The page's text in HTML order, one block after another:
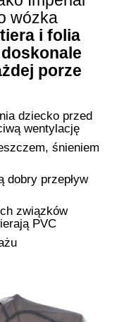
wózka
i folia
porze
dziecko przed
wentylację
śnieniem
dobry przepływ
związków
PVC